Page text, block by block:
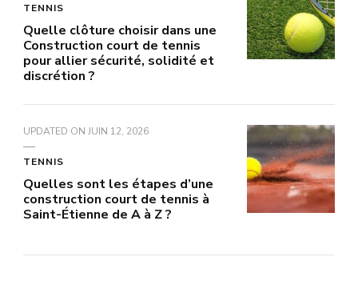
TENNIS
Quelle clôture choisir dans une
Construction court de tennis
pour allier sécurité, solidité et
discrétion ?
UPDATED ON JUIN 12, 2026
TENNIS
Quelles sont les étapes d’une
construction court de tennis à
Saint-Étienne de A à Z ?